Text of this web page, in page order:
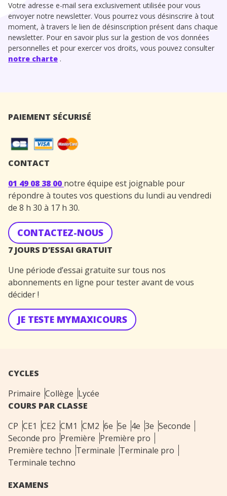
Votre adresse e-mail sera exclusivement utilisée pour vous
envoyer notre newsletter. Vous pourrez vous désinscrire à tout
moment, à travers le lien de désinscription présent dans chaque
newsletter. Pour en savoir plus sur la gestion de vos données
personnelles et pour exercer vos droits, vous pouvez consulter
notre charte .
PAIEMENT SÉCURISÉ
CONTACT
01 49 08 38 00 notre équipe est joignable pour
répondre à toutes vos questions du lundi au vendredi
de 8 h 30 à 17 h 30.
CONTACTEZ-NOUS
7 JOURS D’ESSAI GRATUIT
Une période d’essai gratuite sur tous nos
abonnements en ligne pour tester avant de vous
décider !
JE TESTE MYMAXICOURS
CYCLES
Primaire Collège Lycée
COURS PAR CLASSE
CP CE1 CE2 CM1 CM2 6e 5e 4e 3e Seconde
Seconde pro Première Première pro
Première techno Terminale Terminale pro
Terminale techno
EXAMENS